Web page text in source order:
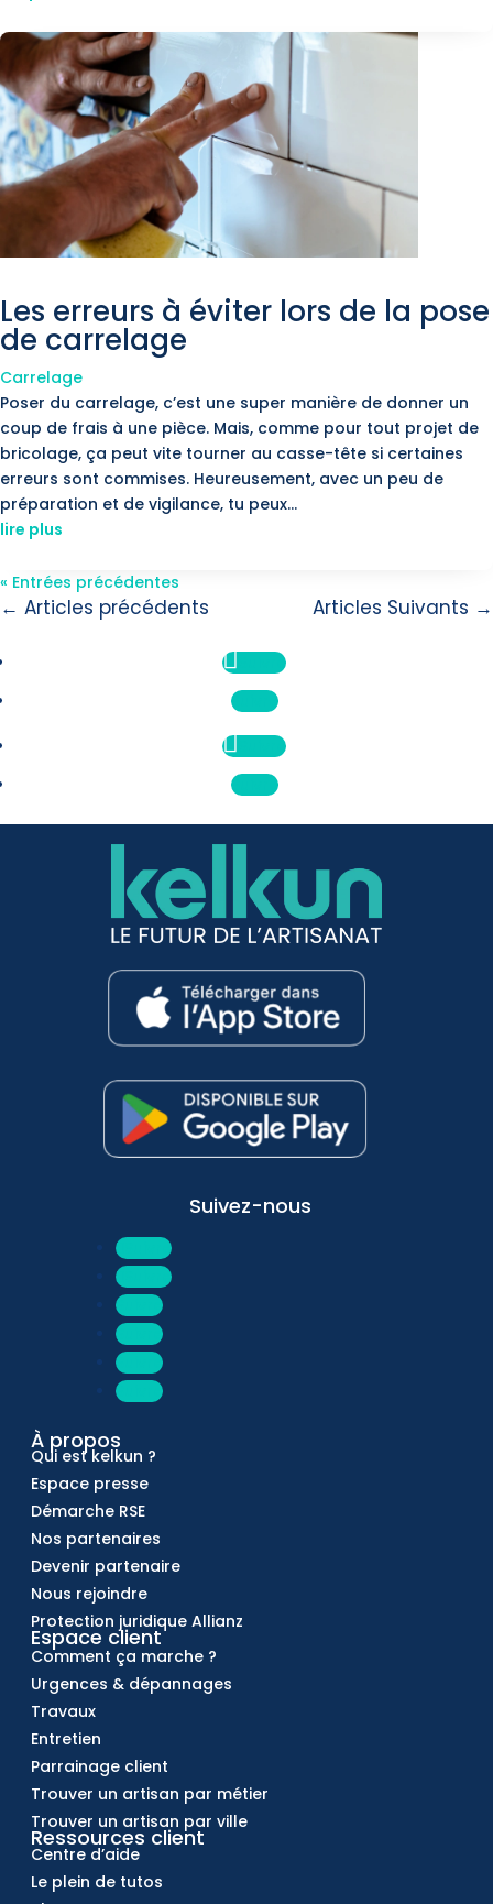
Les erreurs à éviter lors de la pose
de carrelage
Carrelage
Poser du carrelage, c’est une super manière de donner un
coup de frais à une pièce. Mais, comme pour tout projet de
bricolage, ça peut vite tourner au casse-tête si certaines
erreurs sont commises. Heureusement, avec un peu de
préparation et de vigilance, tu peux...
lire plus
« Entrées précédentes
← Articles précédents Articles Suivants →
Suivre
Suivre
Suivre
Suivre
Suivez-nous
Suivre
Suivre
Suivre
Suivre
Suivre
Suivre
À propos
Qui est kelkun ?
Espace presse
Démarche RSE
Nos partenaires
Devenir partenaire
Nous rejoindre
Protection juridique Allianz
Espace client
Comment ça marche ?
Urgences & dépannages
Travaux
Entretien
Parrainage client
Trouver un artisan par métier
Trouver un artisan par ville
Ressources client
Centre d’aide
Le plein de tutos